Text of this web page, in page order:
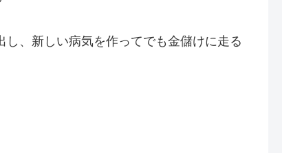
、新しい病気を作ってでも金儲けに走る